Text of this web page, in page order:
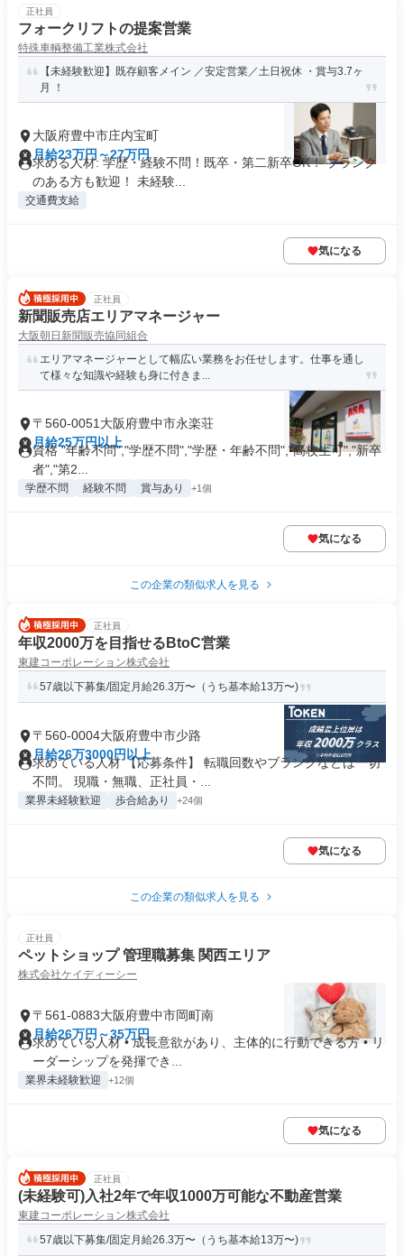
正社員
フォークリフトの提案営業
特殊車輌整備工業株式会社
【未経験歓迎】既存顧客メイン ／安定営業／土日祝休 ・賞与3.7ヶ
月 ！
大阪府豊中市庄内宝町
月給23万円～27万円
求める人材: 学歴・経験不問！既卒・第二新卒OK！ ブランク
のある方も歓迎！ 未経験...
交通費支給
気になる
正社員
新聞販売店エリアマネージャー
大阪朝日新聞販売協同組合
エリアマネージャーとして幅広い業務をお任せします。仕事を通し
て様々な知識や経験も身に付きま...
〒560-0051大阪府豊中市永楽荘
月給25万円以上
資格 "年齢不問","学歴不問","学歴・年齢不問","高校生可","新卒
者","第2...
学歴不問 経験不問 賞与あり +1個
気になる
この企業の類似求人を見る
正社員
年収2000万を目指せるBtoC営業
東建コーポレーション株式会社
57歳以下募集/固定月給26.3万〜（うち基本給13万〜)
〒560-0004大阪府豊中市少路
月給26万3000円以上
求めている人材 【応募条件】 転職回数やブランクなどは一切
不問。 現職・無職、正社員・...
業界未経験歓迎 歩合給あり +24個
気になる
この企業の類似求人を見る
正社員
ペットショップ 管理職募集 関西エリア
株式会社ケイディーシー
〒561-0883大阪府豊中市岡町南
月給26万円～35万円
求めている人材 • 成長意欲があり、主体的に行動できる方 • リ
ーダーシップを発揮でき...
業界未経験歓迎 +12個
気になる
正社員
(未経験可)入社2年で年収1000万可能な不動産営業
東建コーポレーション株式会社
57歳以下募集/固定月給26.3万〜（うち基本給13万〜)